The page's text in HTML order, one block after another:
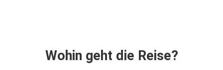
Wohin geht die Reise?